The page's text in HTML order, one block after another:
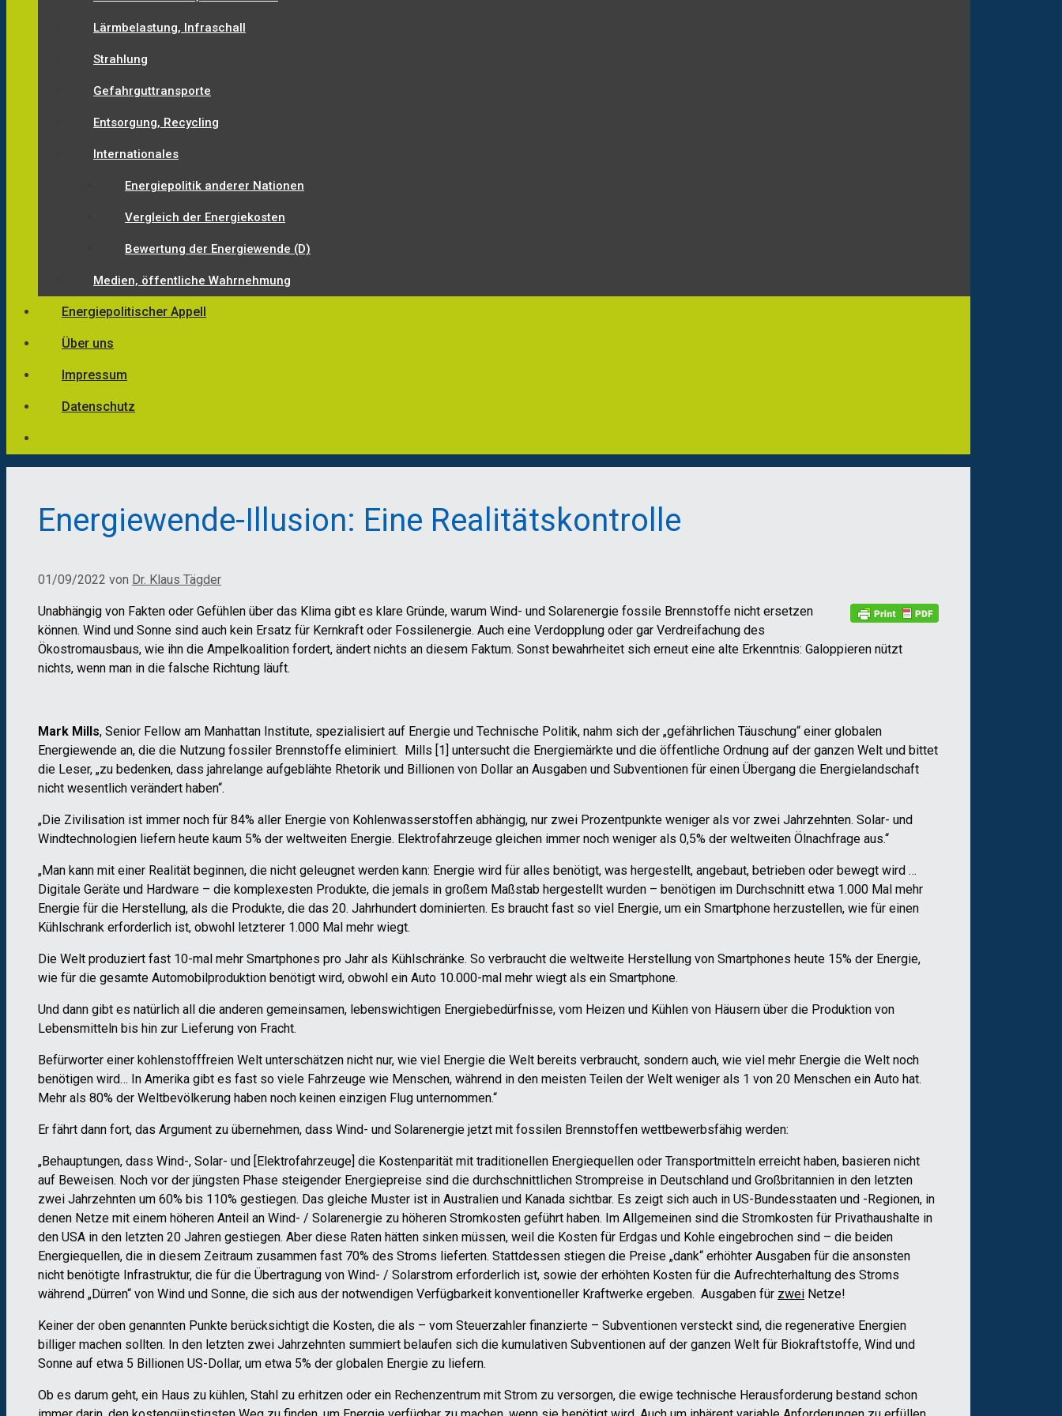
Lärmbelastung, Infraschall
Strahlung
Gefahrguttransporte
Entsorgung, Recycling
Internationales
Energiepolitik anderer Nationen
Vergleich der Energiekosten
Bewertung der Energiewende (D)
Medien, öffentliche Wahrnehmung
Energiepolitischer Appell
Über uns
Impressum
Datenschutz
Energiewende-Illusion: Eine Realitätskontrolle
01/09/2022 von Dr. Klaus Tägder
Unabhängig von Fakten oder Gefühlen über das Klima gibt es klare Gründe, warum Wind- und Solarenergie fossile Brennstoffe nicht ersetzen
können. Wind und Sonne sind auch kein Ersatz für Kernkraft oder Fossilenergie. Auch eine Verdopplung oder gar Verdreifachung des
Ökostromausbaus, wie ihn die Ampelkoalition fordert, ändert nichts an diesem Faktum. Sonst bewahrheitet sich erneut eine alte Erkenntnis: Galoppieren nützt
nichts, wenn man in die falsche Richtung läuft.
Mark Mills, Senior Fellow am Manhattan Institute, spezialisiert auf Energie und Technische Politik, nahm sich der „gefährlichen Täuschung“ einer globalen
Energiewende an, die die Nutzung fossiler Brennstoffe eliminiert. Mills [1] untersucht die Energiemärkte und die öffentliche Ordnung auf der ganzen Welt und bittet
die Leser, „zu bedenken, dass jahrelange aufgeblähte Rhetorik und Billionen von Dollar an Ausgaben und Subventionen für einen Übergang die Energielandschaft
nicht wesentlich verändert haben“.
„Die Zivilisation ist immer noch für 84% aller Energie von Kohlenwasserstoffen abhängig, nur zwei Prozentpunkte weniger als vor zwei Jahrzehnten. Solar- und
Windtechnologien liefern heute kaum 5% der weltweiten Energie. Elektrofahrzeuge gleichen immer noch weniger als 0,5% der weltweiten Ölnachfrage aus.“
„Man kann mit einer Realität beginnen, die nicht geleugnet werden kann: Energie wird für alles benötigt, was hergestellt, angebaut, betrieben oder bewegt wird …
Digitale Geräte und Hardware – die komplexesten Produkte, die jemals in großem Maßstab hergestellt wurden – benötigen im Durchschnitt etwa 1.000 Mal mehr
Energie für die Herstellung, als die Produkte, die das 20. Jahrhundert dominierten. Es braucht fast so viel Energie, um ein Smartphone herzustellen, wie für einen
Kühlschrank erforderlich ist, obwohl letzterer 1.000 Mal mehr wiegt.
Die Welt produziert fast 10-mal mehr Smartphones pro Jahr als Kühlschränke. So verbraucht die weltweite Herstellung von Smartphones heute 15% der Energie,
wie für die gesamte Automobilproduktion benötigt wird, obwohl ein Auto 10.000-mal mehr wiegt als ein Smartphone.
Und dann gibt es natürlich all die anderen gemeinsamen, lebenswichtigen Energiebedürfnisse, vom Heizen und Kühlen von Häusern über die Produktion von
Lebensmitteln bis hin zur Lieferung von Fracht.
Befürworter einer kohlenstofffreien Welt unterschätzen nicht nur, wie viel Energie die Welt bereits verbraucht, sondern auch, wie viel mehr Energie die Welt noch
benötigen wird… In Amerika gibt es fast so viele Fahrzeuge wie Menschen, während in den meisten Teilen der Welt weniger als 1 von 20 Menschen ein Auto hat.
Mehr als 80% der Weltbevölkerung haben noch keinen einzigen Flug unternommen.“
Er fährt dann fort, das Argument zu übernehmen, dass Wind- und Solarenergie jetzt mit fossilen Brennstoffen wettbewerbsfähig werden:
„Behauptungen, dass Wind-, Solar- und [Elektrofahrzeuge] die Kostenparität mit traditionellen Energiequellen oder Transportmitteln erreicht haben, basieren nicht
auf Beweisen. Noch vor der jüngsten Phase steigender Energiepreise sind die durchschnittlichen Strompreise in Deutschland und Großbritannien in den letzten
zwei Jahrzehnten um 60% bis 110% gestiegen. Das gleiche Muster ist in Australien und Kanada sichtbar. Es zeigt sich auch in US-Bundesstaaten und -Regionen, in
denen Netze mit einem höheren Anteil an Wind- / Solarenergie zu höheren Stromkosten geführt haben. Im Allgemeinen sind die Stromkosten für Privathaushalte in
den USA in den letzten 20 Jahren gestiegen. Aber diese Raten hätten sinken müssen, weil die Kosten für Erdgas und Kohle eingebrochen sind – die beiden
Energiequellen, die in diesem Zeitraum zusammen fast 70% des Stroms lieferten. Stattdessen stiegen die Preise „dank“ erhöhter Ausgaben für die ansonsten
nicht benötigte Infrastruktur, die für die Übertragung von Wind- / Solarstrom erforderlich ist, sowie der erhöhten Kosten für die Aufrechterhaltung des Stroms
während „Dürren“ von Wind und Sonne, die sich aus der notwendigen Verfügbarkeit konventioneller Kraftwerke ergeben. Ausgaben für zwei Netze!
Keiner der oben genannten Punkte berücksichtigt die Kosten, die als – vom Steuerzahler finanzierte – Subventionen versteckt sind, die regenerative Energien
billiger machen sollten. In den letzten zwei Jahrzehnten summiert belaufen sich die kumulativen Subventionen auf der ganzen Welt für Biokraftstoffe, Wind und
Sonne auf etwa 5 Billionen US-Dollar, um etwa 5% der globalen Energie zu liefern.
Ob es darum geht, ein Haus zu kühlen, Stahl zu erhitzen oder ein Rechenzentrum mit Strom zu versorgen, die ewige technische Herausforderung bestand schon